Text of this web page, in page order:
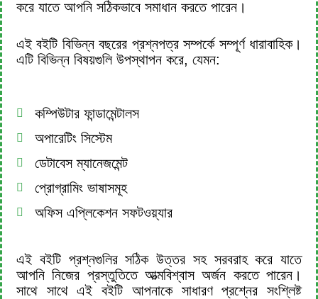
করে যাতে আপনি সঠিকভাবে সমাধান করতে পারেন।
এই বইটি বিভিন্ন বছরের প্রশ্নপত্র সম্পর্কে সম্পূর্ণ ধারাবাহিক।
এটি বিভিন্ন বিষয়গুলি উপস্থাপন করে, যেমন:
কম্পিউটার ফান্ডামেন্টালস
অপারেটিং সিস্টেম
ডেটাবেস ম্যানেজমেন্ট
প্রোগ্রামিং ভাষাসমূহ
অফিস এপ্লিকেশন সফটওয়্যার
এই বইটি প্রশ্নগুলির সঠিক উত্তর সহ সরবরাহ করে যাতে
আপনি নিজের প্রস্তুতিতে আত্মবিশ্বাস অর্জন করতে পারেন।
সাথে সাথে এই বইটি আপনাকে সাধারণ প্রশ্নের সংশ্লিষ্ট